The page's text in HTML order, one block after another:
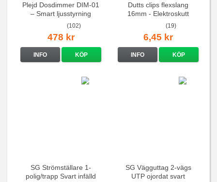
Plejd Dosdimmer DIM-01
– Smart ljusstyrning
(102)
478 kr
INFO KÖP
Dutts clips flexslang
16mm - Elektroskutt
(19)
6,45 kr
INFO KÖP
SG Strömställare 1-
polig/trapp Svart infälld
SG Vägguttag 2-vägs
UTP ojordat svart